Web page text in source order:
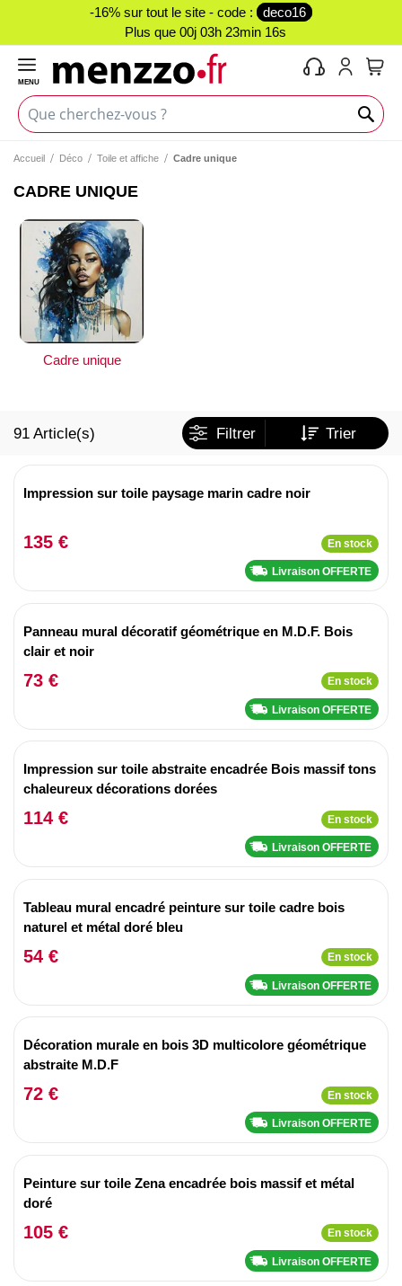
-16% sur tout le site - code :
deco16
Plus que 00j 03h 23min 16s
MENU
Accueil Déco Toile et affiche Cadre unique
CADRE UNIQUE
Cadre unique
91 Article(s) Filtrer Trier
Impression sur toile paysage marin cadre noir
135 € En stock
Livraison OFFERTE
Panneau mural décoratif géométrique en M.D.F. Bois
clair et noir
73 € En stock
Livraison OFFERTE
Impression sur toile abstraite encadrée Bois massif tons
chaleureux décorations dorées
114 € En stock
Livraison OFFERTE
Tableau mural encadré peinture sur toile cadre bois
naturel et métal doré bleu
54 € En stock
Livraison OFFERTE
Décoration murale en bois 3D multicolore géométrique
abstraite M.D.F
72 € En stock
Livraison OFFERTE
Peinture sur toile Zena encadrée bois massif et métal
doré
105 € En stock
Livraison OFFERTE